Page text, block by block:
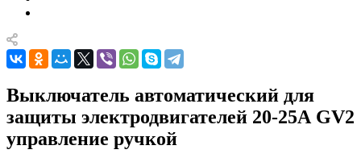
Выключатель автоматический для
защиты электродвигателей 20-25А GV2
управление ручкой